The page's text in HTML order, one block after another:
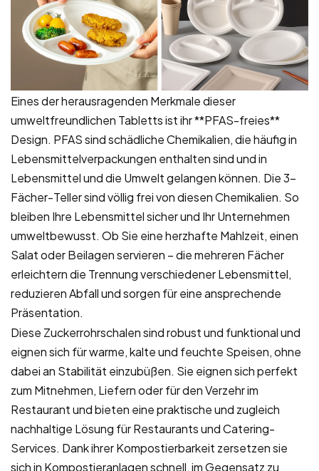
Eines der herausragenden Merkmale dieser
umweltfreundlichen Tabletts ist ihr **PFAS-freies**
Design. PFAS sind schädliche Chemikalien, die häufig in
Lebensmittelverpackungen enthalten sind und in
Lebensmittel und die Umwelt gelangen können. Die 3-
Fächer-Teller sind völlig frei von diesen Chemikalien. So
bleiben Ihre Lebensmittel sicher und Ihr Unternehmen
umweltbewusst. Ob Sie eine herzhafte Mahlzeit, einen
Salat oder Beilagen servieren – die mehreren Fächer
erleichtern die Trennung verschiedener Lebensmittel,
reduzieren Abfall und sorgen für eine ansprechende
Präsentation.
Diese Zuckerrohrschalen sind robust und funktional und
eignen sich für warme, kalte und feuchte Speisen, ohne
dabei an Stabilität einzubüßen. Sie eignen sich perfekt
zum Mitnehmen, Liefern oder für den Verzehr im
Restaurant und bieten eine praktische und zugleich
nachhaltige Lösung für Restaurants und Catering-
Services. Dank ihrer Kompostierbarkeit zersetzen sie
sich in Kompostieranlagen schnell, im Gegensatz zu